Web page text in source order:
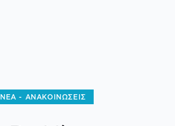
ΝΈΑ - ΑΝΑΚΟΙΝΏΣΕΙΣ